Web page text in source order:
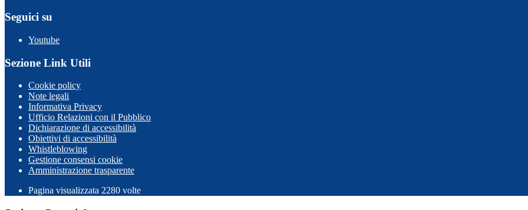
Seguici su
Youtube
Sezione Link Utili
Cookie policy
Note legali
Informativa Privacy
Ufficio Relazioni con il Pubblico
Dichiarazione di accessibilità
Obiettivi di accessibilità
Whistleblowing
Gestione consensi cookie
Amministrazione trasparente
Pagina visualizzata 2280 volte